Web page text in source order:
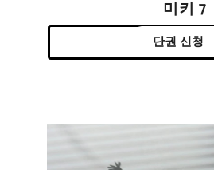
미키 7
단권 신청